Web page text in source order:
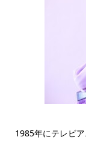
1985年にテレビ